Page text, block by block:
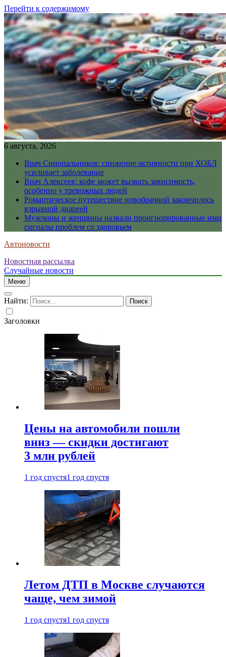
Перейти к содержимому
6 августа, 2026
Врач Синопальников: снижение активности при ХОБЛ
усиливает заболевание
Врач Алексеев: кофе может вызвать зависимость,
особенно у тревожных людей
Романтическое путешествие новобрачной закончилось
взрывной диареей
Мужчины и женщины назвали проигнорированные ими
сигналы проблем со здоровьем
Автоновости
Новостная рассылка
Случайные новости
Меню
Найти:
Заголовки
Цены на автомобили пошли
вниз — скидки достигают
3 млн рублей
1 год спустя1 год спустя
Летом ДТП в Москве случаются
чаще, чем зимой
1 год спустя1 год спустя